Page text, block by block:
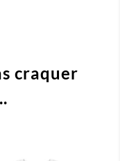
craquer